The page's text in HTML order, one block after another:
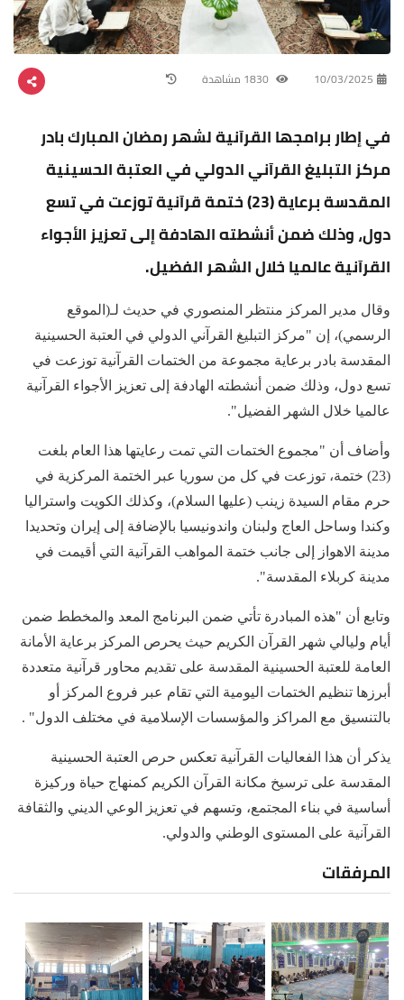
10/03/2025
في إطار برامجها القرآنية لشهر رمضان المبارك بادر
مركز التبليغ القرآني الدولي في العتبة الحسينية
المقدسة برعاية (23) ختمة قرآنية توزعت في تسع
دول، وذلك ضمن أنشطته الهادفة إلى تعزيز الأجواء
القرآنية عالميا خلال الشهر الفضيل.
وقال مدير المركز منتظر المنصوري في حديث لـ(الموقع
الرسمي)، إن "مركز التبليغ القرآني الدولي في العتبة الحسينية
المقدسة بادر برعاية مجموعة من الختمات القرآنية توزعت في
تسع دول، وذلك ضمن أنشطته الهادفة إلى تعزيز الأجواء القرآنية
عالميا خلال الشهر الفضيل".
وأضاف أن "مجموع الختمات التي تمت رعايتها هذا العام بلغت
(23) ختمة، توزعت في كل من سوريا عبر الختمة المركزية في
حرم مقام السيدة زينب (عليها السلام)، وكذلك الكويت واستراليا
وكندا وساحل العاج ولبنان واندونيسيا بالإضافة إلى إيران وتحديدا
مدينة الاهواز إلى جانب ختمة المواهب القرآنية التي أقيمت في
مدينة كربلاء المقدسة".
وتابع أن "هذه المبادرة تأتي ضمن البرنامج المعد والمخطط ضمن
أيام وليالي شهر القرآن الكريم حيث يحرص المركز برعاية الأمانة
العامة للعتبة الحسينية المقدسة على تقديم محاور قرآنية متعددة
أبرزها تنظيم الختمات اليومية التي تقام عبر فروع المركز أو
بالتنسيق مع المراكز والمؤسسات الإسلامية في مختلف الدول" .
يذكر أن هذا الفعاليات القرآنية تعكس حرص العتبة الحسينية
المقدسة على ترسيخ مكانة القرآن الكريم كمنهاج حياة وركيزة
أساسية في بناء المجتمع، وتسهم في تعزيز الوعي الديني والثقافة
القرآنية على المستوى الوطني والدولي.
المرفقات